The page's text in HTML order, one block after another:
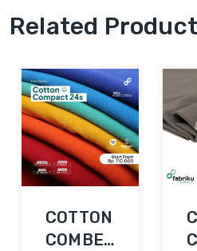
Related
COTTON
COMBED